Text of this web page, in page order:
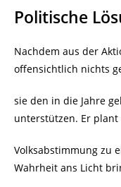
Politische
Nachdem aus der
offensichtlich nichts
sie den in die Jahre
unterstützen. Er
Volksabstimmung zu
Wahrheit ans Licht